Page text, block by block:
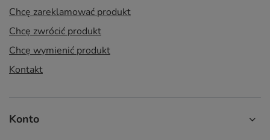
Chcę zareklamować produkt
Chcę zwrócić produkt
Chcę wymienić produkt
Kontakt
Konto